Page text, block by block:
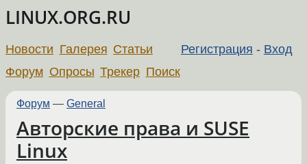
LINUX.ORG.RU
Регистрация - Вход
Новости Галерея Статьи
Форум Опросы Трекер Поиск
Форум — General
Авторские права и SUSE
Linux